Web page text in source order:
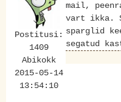
Postitusi:
1409
Abikokk
2015-05-14
13:54:10
mail,
vart ikka.
sparglid
segatud